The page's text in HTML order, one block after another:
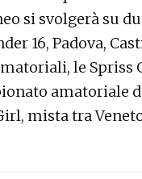
si svolgerà su
16, Padova,
le Spriss
amatoriale
mista tra